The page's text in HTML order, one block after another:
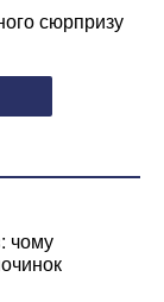
сюрпризу
чому